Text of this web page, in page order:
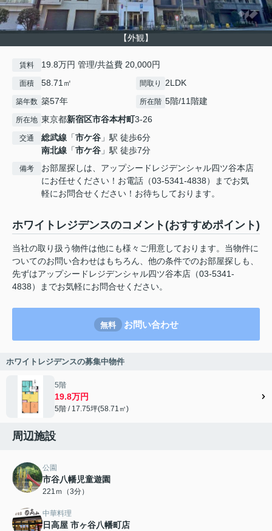
【外観】
賃料 19.8万円 管理/共益費 20,000円
面積 58.71㎡ 間取り 2LDK
築年数 築57年 所在階 5階/11階建
所在地 東京都新宿区市谷本村町3-26
交通 総武線 「市ケ谷 」駅 徒歩6分
南北線 「市ケ谷 」駅 徒歩7分
備考
お部屋探しは、アップシードレジデンシャル四ツ谷本店
にお任せください！お電話（03-5341-4838）までお気
軽にお問合せください！お待ちしております。
ホワイトレジデンスのコメント(おすすめポイント)
当社の取り扱う物件は他にも様々ご用意しております。当物件に
ついてのお問い合わせはもちろん、他の条件でのお部屋探しも、
先ずはアップシードレジデンシャル四ツ谷本店（03-5341-
4838）までお気軽にお問合せください。
無料 お問い合わせ
ホワイトレジデンスの募集中物件
5階
19.8万円
5階 / 17.75坪(58.71㎡)
周辺施設
公園
市谷八幡児童遊園
221ｍ（3分）
中華料理
日高屋 市ヶ谷八幡町店